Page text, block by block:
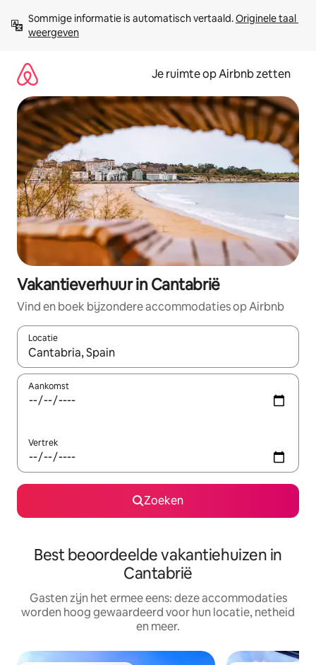
direct
naar
Sommige informatie is automatisch vertaald. Originele taal
weergeven
Je ruimte op Airbnb zetten
Vakantieverhuur in Cantabrië
Vind en boek bijzondere accommodaties op Airbnb
Locatie
Wanneer er suggesties beschikbaar zijn, maak je een keuze
Aankomst
Vertrek
Zoeken
Best beoordeelde vakantiehuizen in
Cantabrië
Gasten zijn het ermee eens: deze accommodaties
worden hoog gewaardeerd voor hun locatie, netheid
en meer.